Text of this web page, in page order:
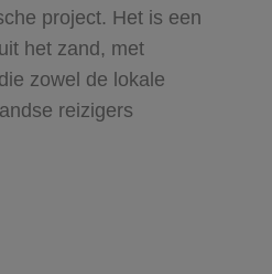
project. Het is een
het zand, met
zowel de lokale
reizigers